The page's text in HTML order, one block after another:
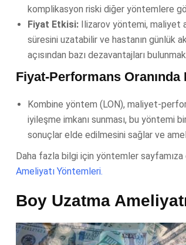
komplikasyon riski diğer yöntemlere
Fiyat Etkisi: Ilizarov yöntemi, maliyet
süresini uzatabilir ve hastanın günlük
açısından bazı dezavantajları
Fiyat-Performans
Kombine yöntem (LON), maliyet-
iyileşme imkanı sunması, bu yöntemi
sonuçlar elde edilmesini sağlar ve
Daha fazla bilgi için yöntemler
Ameliyatı Yöntemleri.
Boy Uzatma